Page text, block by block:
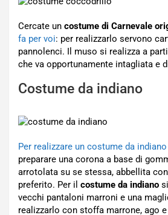
Cercate un costume di Carnevale
fa per voi: per realizzarlo servono
pannolenci. Il muso si realizza a
che va opportunamente intagliata e
Costume da indiano
Per realizzare un costume da indiano
preparare una corona a base di
arrotolata su se stessa, abbellita
preferito. Per il costume da indiano
vecchi pantaloni marroni e una
realizzarlo con stoffa marrone, ago